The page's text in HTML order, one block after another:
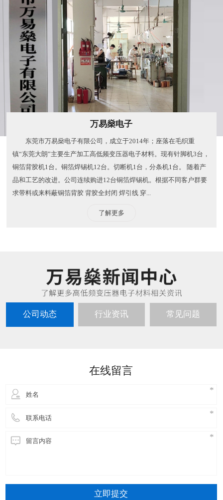
万易燊电子
东莞市万易燊电子有限公司，成立于2014年；座落在毛织重
镇“东莞大朗”主要生产加工高低频变压器电子材料。现有针脚机3台，
铜箔背胶机1台。铜箔焊锡机12台。切断机1台，分条机1台。 随着产
品和工艺的改进。公司连续购进12台铜箔焊锡机。根据不同客户群要
求带料或来料蔽铜箔背胶 背胶全封闭 焊引线 穿...
了解更多
公司动态 行业资讯 常见问题
在线留言
立即提交